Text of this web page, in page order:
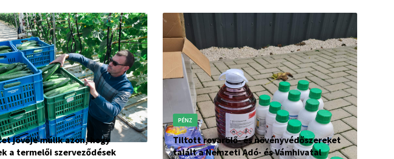
jövője múlik azon, hogy
a termelői szerveződések
PÉNZ
Tiltott rovarölő- és növényvédőszereket
talált a Nemzeti Adó- és Vámhivatal